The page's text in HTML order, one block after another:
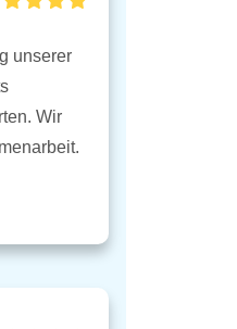
unserer
Wir